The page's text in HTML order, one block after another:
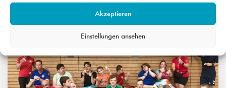
Akzeptieren
Einstellungen ansehen